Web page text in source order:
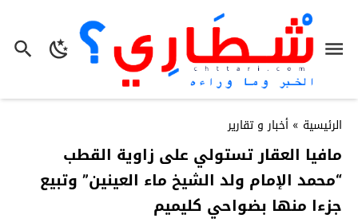
الرئيسية » أخبار و تقارير
مافيا العقار تستولي على زاوية القطب
“محمد الإمام ولد الشيخ ماء العينين” وتبيع
جزءا منها بضواحي كليميم